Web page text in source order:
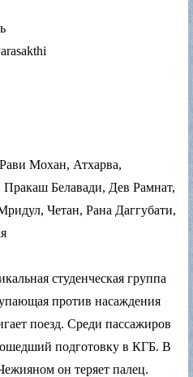
Мохан, Атхарва,
Белавади, Дев Рамнат,
Четан, Рана Даггубати,
студенческая группа
против насаждения
поезд. Среди пассажиров
подготовку в КГБ. В
он теряет палец.